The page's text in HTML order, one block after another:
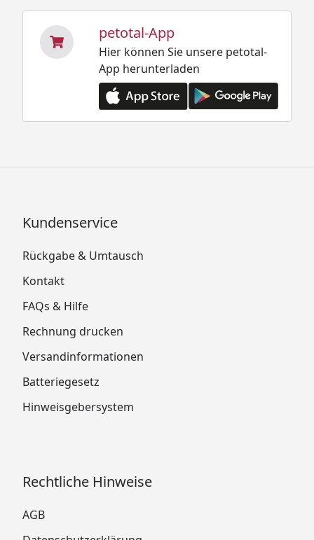
petotal-App
Hier können Sie unsere petotal-
App herunterladen
Kundenservice
Rückgabe & Umtausch
Kontakt
FAQs & Hilfe
Rechnung drucken
Versandinformationen
Batteriegesetz
Hinweisgebersystem
Rechtliche Hinweise
AGB